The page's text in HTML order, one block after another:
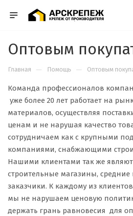
Оптовым
Главная — Помощь — Оптовым
Команда профессионалов
уже более 20 лет работает на
материалов, осуществляя
ценам и не нарушая качество
сотрудничаем как с крупными
компаниями, снабжающими
Нашими клиентами так же
строительные магазины,
заказчики. К каждому из
мы не нарушаем ценовую
держать грань равновесия для